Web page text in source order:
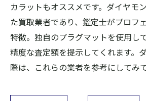
カラットもオススメです。ダイヤモ
た買取業者であり、鑑定士がプロフ
特徴。独自のプラグマットを使用し
精度な査定額を提示してくれます。
際は、これらの業者を参考にしてみ